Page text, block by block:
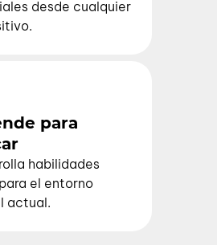
desde cualquier
para
habilidades
el entorno
actual.